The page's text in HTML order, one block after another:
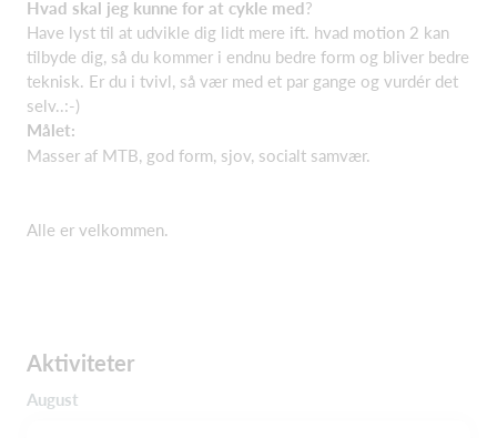
Hvad skal jeg kunne for at cykle med?
Have lyst til at udvikle dig lidt mere ift. hvad motion 2 kan
tilbyde dig, så du kommer i endnu bedre form og bliver bedre
teknisk. Er du i tvivl, så vær med et par gange og vurdér det
selv..:-)
Målet:
Masser af MTB, god form, sjov, socialt samvær.
Alle er velkommen.
Aktiviteter
August